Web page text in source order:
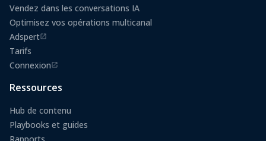
Vendez dans les conversations IA
Optimisez vos opérations multicanal
Adspert
(s'ouvre dans un nouvel onglet)
Tarifs
Connexion
(s'ouvre dans un nouvel onglet)
Ressources
Hub de contenu
Playbooks et guides